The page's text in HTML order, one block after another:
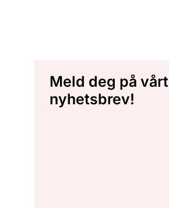
Meld deg på vårt
nyhetsbrev!